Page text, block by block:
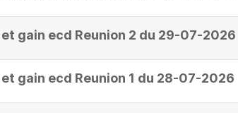
gain ecd Reunion 2 du 29-07-2026
gain ecd Reunion 1 du 28-07-2026